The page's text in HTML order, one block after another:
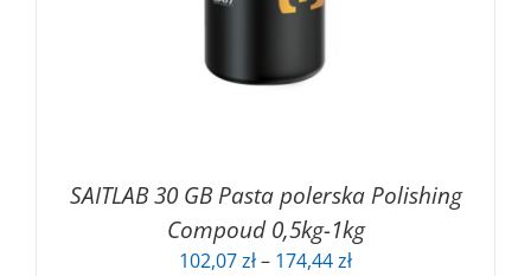
SAITLAB 30 GB Pasta polerska Polishing
Compoud 0,5kg-1kg
102,07zł– 174,44złZakres